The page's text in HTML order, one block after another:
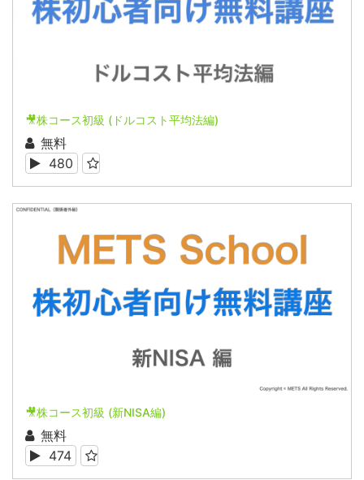
🎥株コース初級 (ドルコスト平均法編)
無料
480
🎥株コース初級 (新NISA編)
無料
474